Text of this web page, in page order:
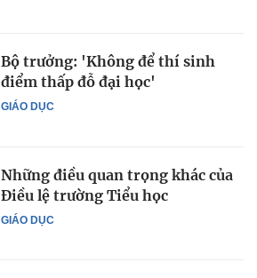
GIÁO DỤC
Bộ trưởng: 'Không để thí sinh
điểm thấp đỗ đại học'
GIÁO DỤC
Những điều quan trọng khác của
Điều lệ trường Tiểu học